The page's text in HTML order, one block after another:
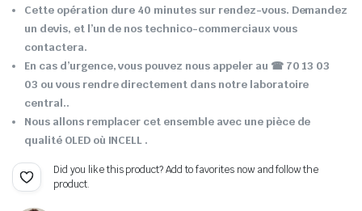
Cette opération dure 40 minutes sur rendez-vous. Demandez
un devis, et l’un de nos technico-commerciaux vous
contactera.
En cas d’urgence, vous pouvez nous appeler au ☎ 70 13 03
03 ou vous rendre directement dans notre laboratoire
central..
Nous allons remplacer cet ensemble avec une pièce de
qualité OLED où INCELL .
Did you like this product? Add to favorites now and follow the
product.